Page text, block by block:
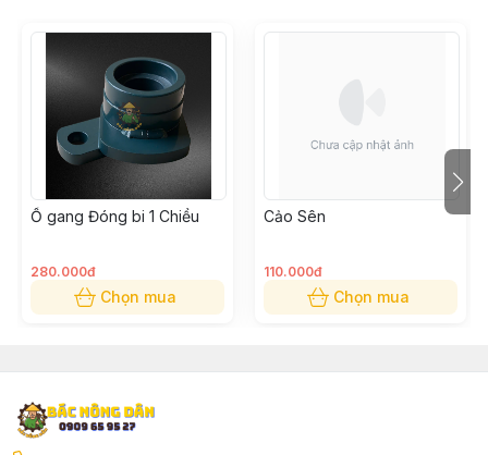
Ổ gang Đóng bi 1 Chiều
280.000đ
Chọn mua
Cảo Sên
110.000đ
Chọn mua